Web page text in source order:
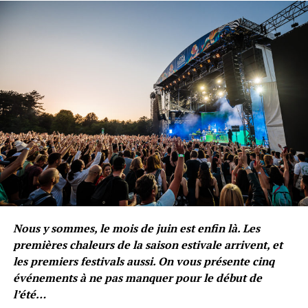
Nous y sommes, le mois de juin est enfin là. Les
premières chaleurs de la saison estivale arrivent, et
les premiers festivals aussi. On vous présente cinq
événements à ne pas manquer pour le début de
l’été…